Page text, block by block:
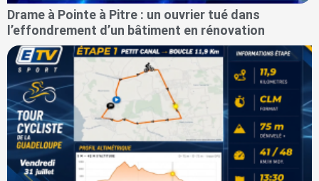
Drame à Pointe à Pitre : un ouvrier tué dans
l’effondrement d’un bâtiment en rénovation